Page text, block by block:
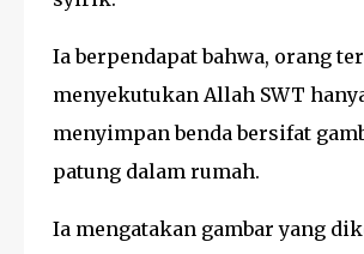
Ia berpendapat bahwa, orang
menyekutukan Allah SWT
menyimpan benda bersifat
patung dalam rumah.
Ia mengatakan gambar yang